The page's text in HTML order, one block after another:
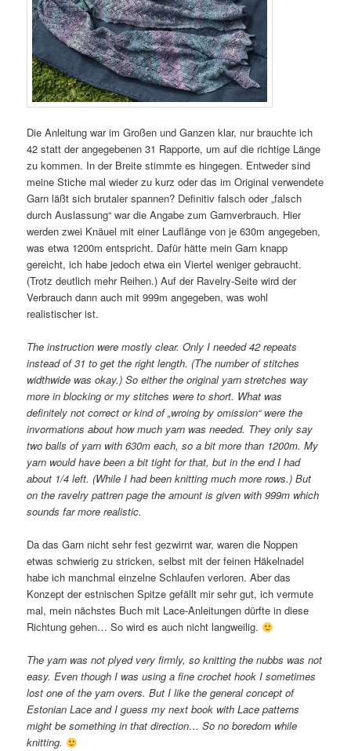
Die Anleitung war im Großen und Ganzen klar, nur brauchte ich
42 statt der angegebenen 31 Rapporte, um auf die richtige Länge
zu kommen. In der Breite stimmte es hingegen. Entweder sind
meine Stiche mal wieder zu kurz oder das im Original verwendete
Garn läßt sich brutaler spannen? Definitiv falsch oder „falsch
durch Auslassung“ war die Angabe zum Garnverbrauch. Hier
werden zwei Knäuel mit einer Lauflänge von je 630m angegeben,
was etwa 1200m entspricht. Dafür hätte mein Garn knapp
gereicht, ich habe jedoch etwa ein Viertel weniger gebraucht.
(Trotz deutlich mehr Reihen.) Auf der Ravelry-Seite wird der
Verbrauch dann auch mit 999m angegeben, was wohl
realistischer ist.
The instruction were mostly clear. Only I needed 42 repeats
instead of 31 to get the right length. (The number of stitches
widthwide was okay.) So either the original yarn stretches way
more in blocking or my stitches were to short. What was
definitely not correct or kind of „wroing by omission“ were the
invormations about how much yarn was needed. They only say
two balls of yarn with 630m each, so a bit more than 1200m. My
yarn would have been a bit tight for that, but in the end I had
about 1/4 left. (While I had been knitting much more rows.) But
on the ravelry pattren page the amount is given with 999m which
sounds far more realistic.
Da das Garn nicht sehr fest gezwirnt war, waren die Noppen
etwas schwierig zu stricken, selbst mit der feinen Häkelnadel
habe ich manchmal einzelne Schlaufen verloren. Aber das
Konzept der estnischen Spitze gefällt mir sehr gut, ich vermute
mal, mein nächstes Buch mit Lace-Anleitungen dürfte in diese
Richtung gehen… So wird es auch nicht langweilig.
The yarn was not plyed very firmly, so knitting the nubbs was not
easy. Even though I was using a fine crochet hook I sometimes
lost one of the yarn overs. But I like the general concept of
Estonian Lace and I guess my next book with Lace patterns
might be something in that direction… So no boredom while
knitting.